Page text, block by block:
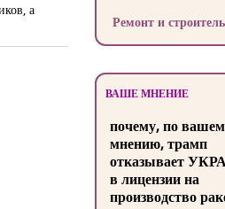
а
Ремонт и
ВАШЕ МНЕНИЕ
почему, по
мнению, трамп
отказывает
в лицензии на
производство